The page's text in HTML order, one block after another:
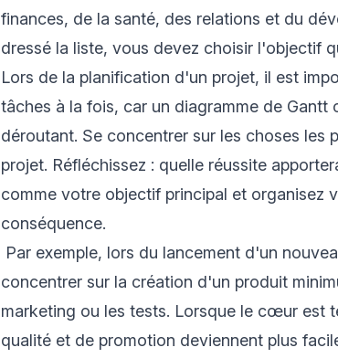
finances, de la santé, des relations et du
dressé la liste, vous devez choisir l'objectif
Lors de la planification d'un projet, il est
tâches à la fois, car un diagramme de
déroutant. Se concentrer sur les choses les
projet. Réfléchissez : quelle réussite
comme votre objectif principal et organisez
conséquence.
Par exemple, lors du lancement d'un
concentrer sur la création d'un produit
marketing ou les tests. Lorsque le cœur est
qualité et de promotion deviennent plus